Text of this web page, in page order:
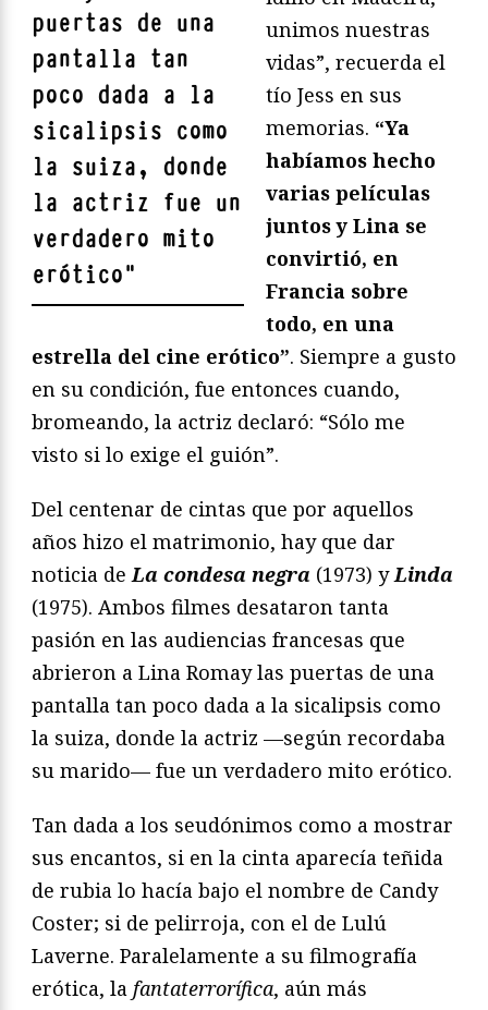
puertas de una
pantalla tan
poco dada a la
sicalipsis como
la suiza, donde
la actriz fue un
verdadero mito
erótico"
unimos nuestras
vidas”, recuerda el
tío Jess en sus
memorias. “Ya
habíamos hecho
varias películas
juntos y Lina se
convirtió, en
Francia sobre
todo, en una
estrella del cine erótico”. Siempre a gusto
en su condición, fue entonces cuando,
bromeando, la actriz declaró: “Sólo me
visto si lo exige el guión”.
Del centenar de cintas que por aquellos
años hizo el matrimonio, hay que dar
noticia de La condesa negra (1973) y Linda
(1975). Ambos filmes desataron tanta
pasión en las audiencias francesas que
abrieron a Lina Romay las puertas de una
pantalla tan poco dada a la sicalipsis como
la suiza, donde la actriz —según recordaba
su marido— fue un verdadero mito erótico.
Tan dada a los seudónimos como a mostrar
sus encantos, si en la cinta aparecía teñida
de rubia lo hacía bajo el nombre de Candy
Coster; si de pelirroja, con el de Lulú
Laverne. Paralelamente a su filmografía
erótica, la fantaterrorífica, aún más